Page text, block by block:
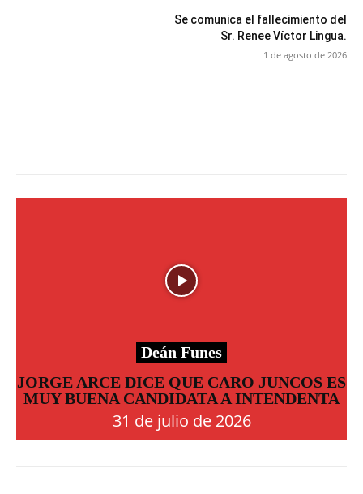
Se comunica el fallecimiento del
Sr. Renee Víctor Lingua.
1 de agosto de 2026
Deán Funes
JORGE ARCE DICE QUE CARO JUNCOS ES
MUY BUENA CANDIDATA A INTENDENTA
31 de julio de 2026